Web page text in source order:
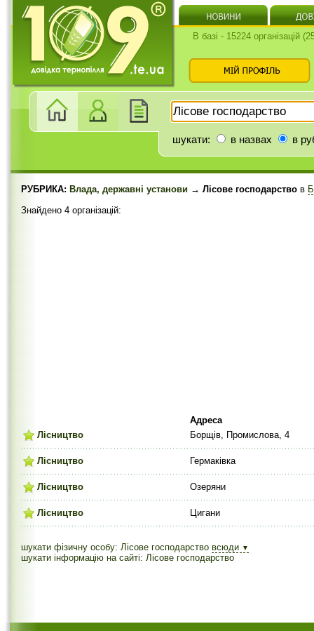
В базі - 15224 організацій
шукати: в назвах в
РУБРИКА: Влада, державні установи → Лісове господарство в
Знайдено 4 організацій:
Адреса
Лісництво
Борщів, Промислова, 4
Лісництво Гермаківка
Лісництво Озеряни
Лісництво Цигани
шукати фізичну особу: Лісове господарство всюди ▼
шукати інформацію на сайті: Лісове господарство